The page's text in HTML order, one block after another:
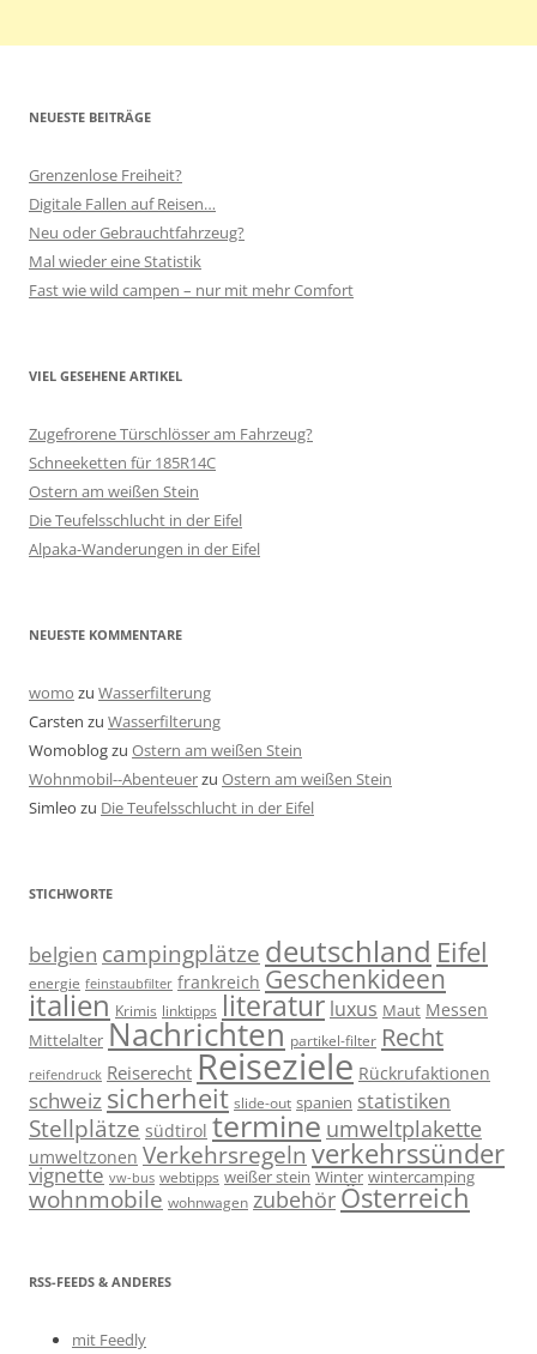
NEUESTE BEITRÄGE
Grenzenlose Freiheit?
Digitale Fallen auf Reisen…
Neu oder Gebrauchtfahrzeug?
Mal wieder eine Statistik
Fast wie wild campen – nur mit mehr Comfort
VIEL GESEHENE ARTIKEL
Zugefrorene Türschlösser am Fahrzeug?
Schneeketten für 185R14C
Ostern am weißen Stein
Die Teufelsschlucht in der Eifel
Alpaka-Wanderungen in der Eifel
NEUESTE KOMMENTARE
womo zu Wasserfilterung
Carsten zu Wasserfilterung
Womoblogzu Ostern am weißen Stein
Wohnmobil--Abenteuerzu Ostern am weißen Stein
Simleo zu Die Teufelsschlucht in der Eifel
STICHWORTE
belgien campingplätze deutschland Eifel
energie feinstaubfilter frankreich Geschenkideen
italien Krimis linktipps literatur luxus Maut Messen
Mittelalter Nachrichten partikel-filter Recht
reifendruck Reiserecht Reiseziele Rückrufaktionen
schweiz sicherheit slide-out spanien statistiken
Stellplätze südtirol termine umweltplakette
umweltzonen Verkehrsregeln verkehrssünder
vignette vw-bus webtipps weißer stein Winter wintercamping
wohnmobile wohnwagen zubehör Österreich
RSS-FEEDS & ANDERES
mit Feedly